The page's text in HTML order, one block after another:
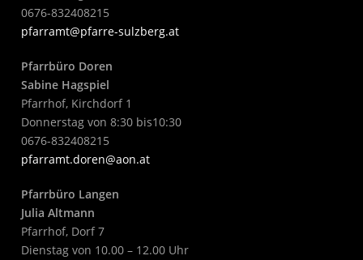
0676-832408215
pfarramt@pfarre-sulzberg.at
Pfarrbüro Doren
Sabine Hagspiel
Pfarrhof, Kirchdorf 1
Donnerstag von 8:30 bis10:30
0676-832408215
pfarramt.doren@aon.at
Pfarrbüro Langen
Julia Altmann
Pfarrhof, Dorf 7
Dienstag von 10.00 – 12.00 Uhr